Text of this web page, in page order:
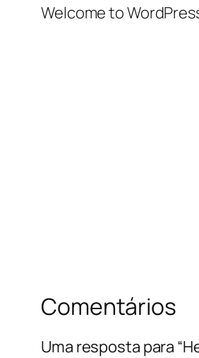
Welcome to
Comentários
Uma resposta para